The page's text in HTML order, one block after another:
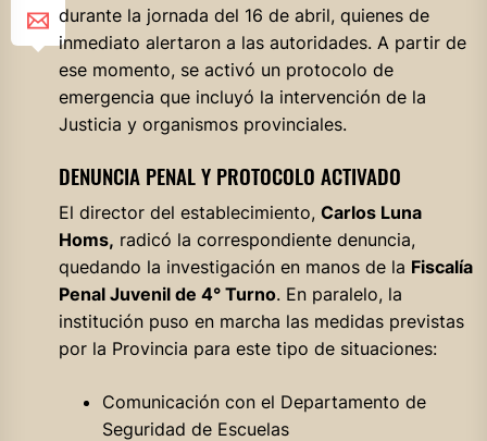
durante la jornada del 16 de abril, quienes de
inmediato alertaron a las autoridades. A partir de
ese momento, se activó un protocolo de
emergencia que incluyó la intervención de la
Justicia y organismos provinciales.
DENUNCIA PENAL Y PROTOCOLO ACTIVADO
El director del establecimiento, Carlos Luna
Homs, radicó la correspondiente denuncia,
quedando la investigación en manos de la Fiscalía
Penal Juvenil de 4° Turno. En paralelo, la
institución puso en marcha las medidas previstas
por la Provincia para este tipo de situaciones:
Comunicación con el Departamento de
Seguridad de Escuelas